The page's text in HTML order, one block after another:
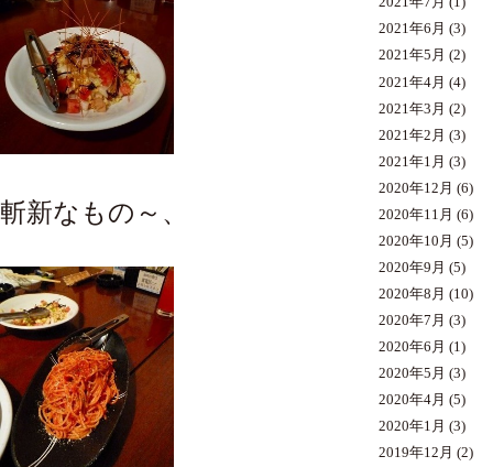
斬新なもの～、
2021年6月 (3)
2021年5月 (2)
2021年4月 (4)
2021年3月 (2)
2021年2月 (3)
2021年1月 (3)
2020年12月 (6)
2020年11月 (6)
2020年10月 (5)
2020年9月 (5)
2020年8月 (10)
2020年7月 (3)
2020年6月 (1)
2020年5月 (3)
2020年4月 (5)
2020年1月 (3)
2019年12月 (2)